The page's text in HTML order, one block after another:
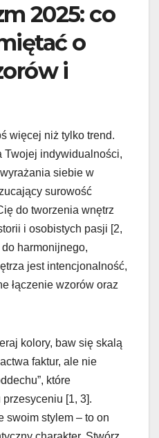
2025: co
o
i
więcej niż tylko trend.
Twojej indywidualności,
siebie w
surowość
do tworzenia wnętrz
i osobistych pasji [2,
harmonijnego,
jest intencjonalność,
łączenie wzorów oraz
kolory, baw się skalą
faktur, ale nie
które
[1, 3].
swoim stylem – to on